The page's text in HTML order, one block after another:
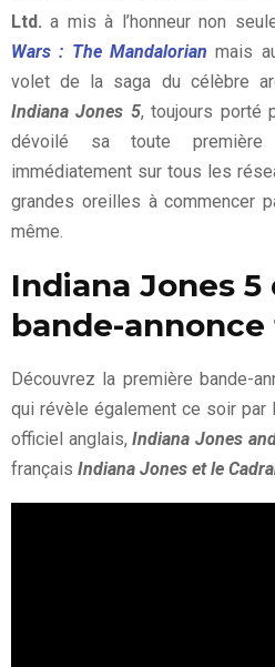
Ltd. a mis à l’honneur non
Wars : The Mandalorian mais
volet de la saga du célèbre
Indiana Jones 5, toujours porté
dévoilé sa toute première
immédiatement sur tous les
grandes oreilles à commencer
même.
Indiana Jones 5
bande-
Découvrez la première bande-
qui révèle également ce soir par
officiel anglais,Indiana Jones
français Indiana Jones et le